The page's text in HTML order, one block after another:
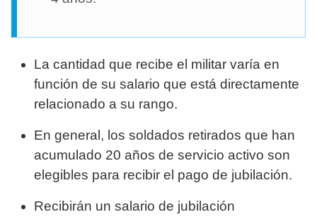
La cantidad que recibe el militar varía en
función de su salario que está directamente
relacionado a su rango.
En general, los soldados retirados que han
acumulado 20 años de servicio activo son
elegibles para recibir el pago de jubilación.
Recibirán un salario de jubilación